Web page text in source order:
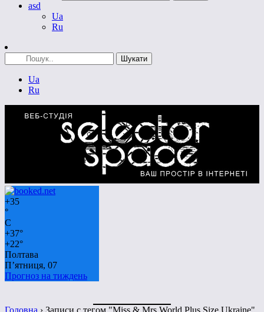
asd
Ua
Ru
Ua
Ru
+35
°
C
+37°
+22°
Полтава
П’ятниця, 07
Прогноз на тиждень
Головна › Записи с тегом "Miss & Mrs World Plus Size Ukraine"